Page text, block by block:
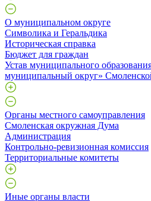
О муниципальном округе
Символика и Геральдика
Историческая справка
Бюджет для граждан
Устав муниципального
муниципальный округ»
Органы местного самоуправления
Смоленская окружная Дума
Администрация
Контрольно-ревизионная комиссия
Территориальные комитеты
Иные органы власти